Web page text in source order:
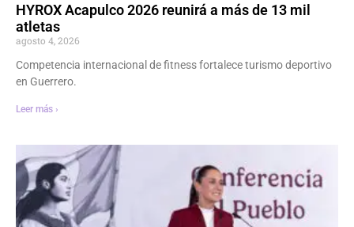
HYROX Acapulco 2026 reunirá a más de 13 mil
atletas
agosto 4, 2026
Competencia internacional de fitness fortalece turismo deportivo
en Guerrero.
Leer más ›